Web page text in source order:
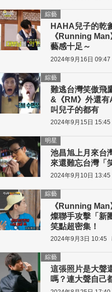
HAHA兒子的乾
《Running
藝感十足～
綜藝
2024年9月16日 09:47
難逃台灣笑傲飛
&《RM》外還
叫兒子的都有
綜藝
2024年9月15日 15:45
池昌旭上月來台
來還難忘台灣「
明星
2024年9月10日 13:45
《Running
燦聯手攻擊「新
笑點超密集！
綜藝
2024年9月3日 10:45
這張照片是大聲
嗎？連大聲自己
綜藝